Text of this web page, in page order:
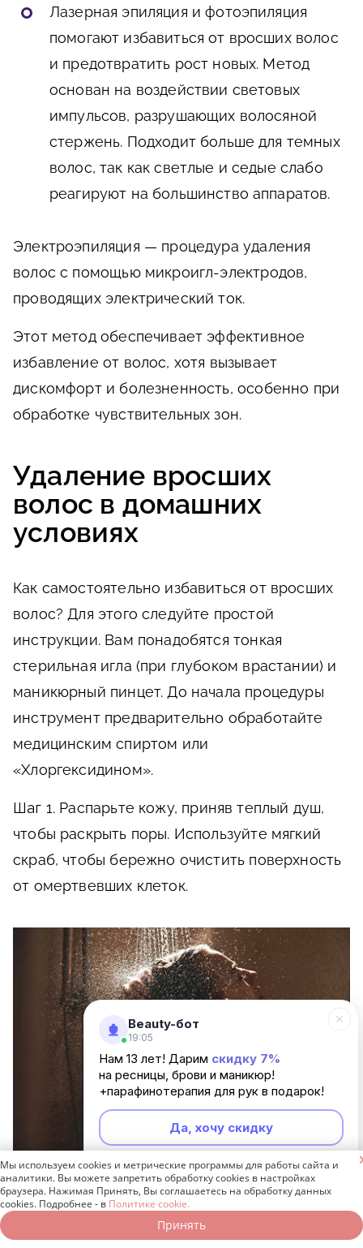
Лазерная эпиляция и фотоэпиляция
помогают избавиться от вросших волос
и предотвратить рост новых. Метод
основан на воздействии световых
импульсов, разрушающих волосяной
стержень. Подходит больше для темных
волос, так как светлые и седые слабо
реагируют на большинство аппаратов.
Электроэпиляция — процедура удаления
волос с помощью микроигл-электродов,
проводящих электрический ток.
Этот метод обеспечивает эффективное
избавление от волос, хотя вызывает
дискомфорт и болезненность, особенно при
обработке чувствительных зон.
Удаление вросших
волос в домашних
условиях
Как самостоятельно избавиться от вросших
волос? Для этого следуйте простой
инструкции. Вам понадобятся тонкая
стерильная игла (при глубоком врастании) и
маникюрный пинцет. До начала процедуры
инструмент предварительно обработайте
медицинским спиртом или
«Хлоргексидином».
Шаг 1. Распарьте кожу, приняв теплый душ,
чтобы раскрыть поры. Используйте мягкий
скраб, чтобы бережно очистить поверхность
от омертвевших клеток.
Фото: amixstudio / freepik.com
Шаг 2. Тщательно продезинфицируйте
область вросшего волоса антисептиком или
Beauty-бот
19:05
Нам 13 лет! Дарим скидку 7%
на ресницы, брови и маникюр!
+парафинотерапия для рук в подарок!
Да, хочу скидку
Неинтересно
Мы используем cookies и метрические программы для работы сайта и
аналитики. Вы можете запретить обработку cookies в настройках
браузера. Нажимая Принять, Вы соглашаетесь на обработку данных
cookies. Подробнее - в Политике cookie.
Принять